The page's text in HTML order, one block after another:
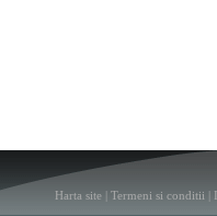
Harta site Termeni si conditii